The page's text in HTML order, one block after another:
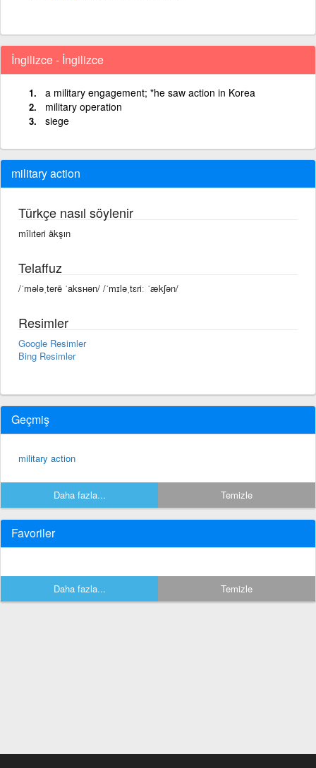
İngilizce - İngilizce
a military engagement; "he saw action in Korea
military operation
siege
military action
Türkçe nasıl söylenir
mîlıteri äkşın
Telaffuz
/ˈmələˌterē ˈaksʜən/ /ˈmɪləˌtɛriː ˈækʃən/
Resimler
Google Resimler
Bing Resimler
Geçmiş
military action
Daha fazla... Temizle
Favoriler
Daha fazla... Temizle